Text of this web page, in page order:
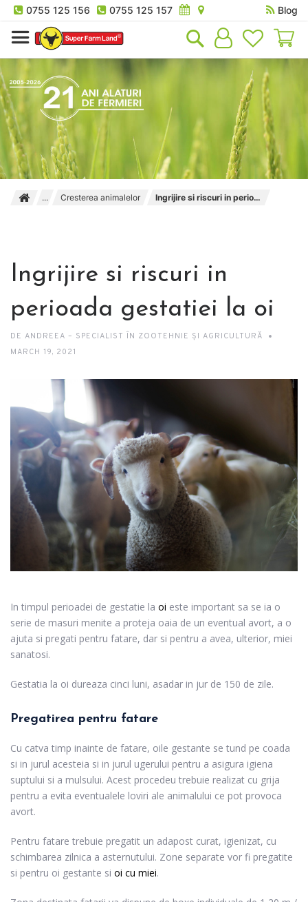
0755 125 156 0755 125 157
Blog
Cresterea animalelor Ingrijire si riscuri in perioada gestatiei la oi
Ingrijire si riscuri in
perioada gestatiei la oi
DE ANDREEA – SPECIALIST ÎN ZOOTEHNIE ȘI AGRICULTURĂ
MARCH 19, 2021
In timpul perioadei de gestatie la oi este important sa se ia o
serie de masuri menite a proteja oaia de un eventual avort, a o
ajuta si pregati pentru fatare, dar si pentru a avea, ulterior, miei
sanatosi.
Gestatia la oi dureaza cinci luni, asadar in jur de 150 de zile.
Pregatirea pentru fatare
Cu catva timp inainte de fatare, oile gestante se tund pe coada
si in jurul acesteia si in jurul ugerului pentru a asigura igiena
suptului si a mulsului. Acest procedeu trebuie realizat cu grija
pentru a evita eventualele loviri ale animalului ce pot provoca
avort.
Pentru fatare trebuie pregatit un adapost curat, igienizat, cu
schimbarea zilnica a asternutului. Zone separate vor fi pregatite
si pentru oi gestante si oi cu miei.